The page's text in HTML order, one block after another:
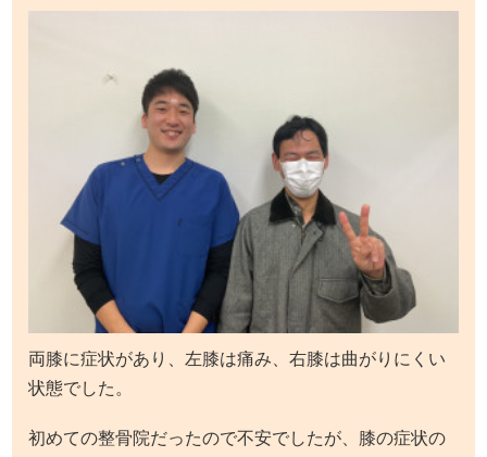
両膝に症状があり、左膝は痛み、右膝は曲がりにくい
状態でした。
初めての整骨院だったので不安でしたが、膝の症状の